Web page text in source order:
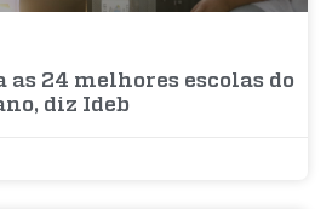
as 24 melhores escolas do
diz Ideb